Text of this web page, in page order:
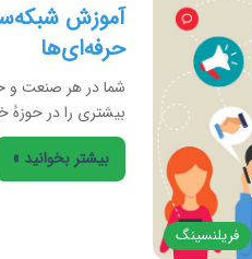
فریلنسینگ
آموزش
حرفه‌ای‌ها
شما در هر صنعت و
بیشتری را در
بیشتر بخوانید »